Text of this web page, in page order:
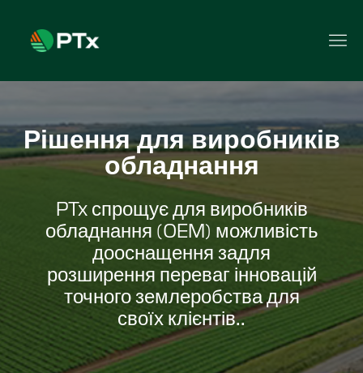
Рішення для виробників
обладнання
PTx спрощує для виробників
обладнання (OEM) можливість
дооснащення задля
розширення переваг інновацій
точного землеробства для
своїх клієнтів..